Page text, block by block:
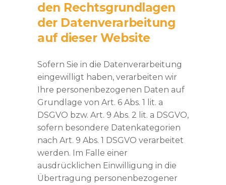
den Rechtsgrundlagen
der Datenverarbeitung
auf dieser Website
Sofern Sie in die Datenverarbeitung
eingewilligt haben, verarbeiten wir
Ihre personenbezogenen Daten auf
Grundlage von Art. 6 Abs. 1 lit. a
DSGVO bzw. Art. 9 Abs. 2 lit. a DSGVO,
sofern besondere Datenkategorien
nach Art. 9 Abs. 1 DSGVO verarbeitet
werden. Im Falle einer
ausdrücklichen Einwilligung in die
Übertragung personenbezogener